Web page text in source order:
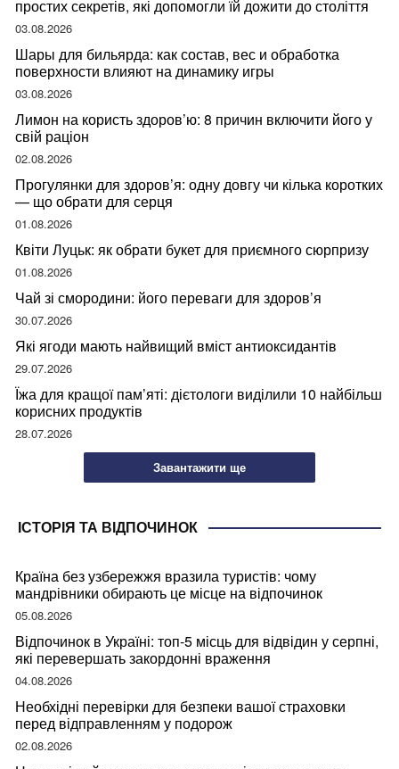
простих секретів, які допомогли їй дожити до століття
03.08.2026
Шары для бильярда: как состав, вес и обработка
поверхности влияют на динамику игры
03.08.2026
Лимон на користь здоров’ю: 8 причин включити його у
свій раціон
02.08.2026
Прогулянки для здоров’я: одну довгу чи кілька коротких
— що обрати для серця
01.08.2026
Квіти Луцьк: як обрати букет для приємного сюрпризу
01.08.2026
Чай зі смородини: його переваги для здоров’я
30.07.2026
Які ягоди мають найвищий вміст антиоксидантів
29.07.2026
Їжа для кращої пам’яті: дієтологи виділили 10 найбільш
корисних продуктів
28.07.2026
Завантажити ще
ІСТОРІЯ ТА ВІДПОЧИНОК
Країна без узбережжя вразила туристів: чому
мандрівники обирають це місце на відпочинок
05.08.2026
Відпочинок в Україні: топ-5 місць для відвідин у серпні,
які перевершать закордонні враження
04.08.2026
Необхідні перевірки для безпеки вашої страховки
перед відправленням у подорож
02.08.2026